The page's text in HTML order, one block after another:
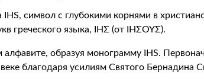
символ с глубокими корнями в
греческого языка, ΙΗΣ (от ΙΗΣΟΥΣ).
алфавите, образуя монограмму ΙΗS.
благодаря усилиям Святого Бернадина